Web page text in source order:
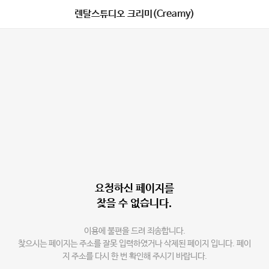
렌탈스튜디오 크리미(Creamy)
요청하신 페이지를
찾을 수 없습니다.
이용에 불편을 드려 죄송합니다.
찾으시는 페이지는 주소를 잘못 입력하였거나 삭제된 페이지 입니다. 페이
지 주소를 다시 한 번 확인해 주시기 바랍니다.